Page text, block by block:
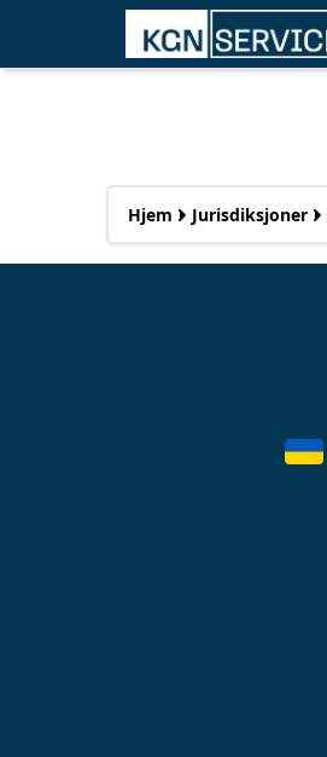
Hjem Jurisdiksjoner